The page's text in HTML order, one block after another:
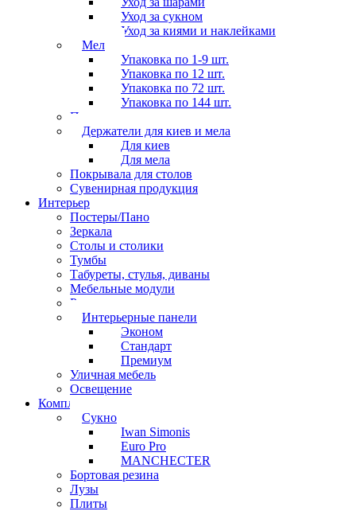
Уход за сукном
Уход за киями и наклейками
Мел
Упаковка по 1-9 шт.
Упаковка по 12 шт.
Упаковка по 72 шт.
Упаковка по 144 шт.
Перчатки
Держатели для киев и мела
Для киев
Для мела
Покрывала для столов
Сувенирная продукция
Интерьер
Постеры/Пано
Зеркала
Столы и столики
Тумбы
Табуреты, стулья, диваны
Мебельные модули
Рамы под картины
Интерьерные панели
Эконом
Стандарт
Премиум
Уличная мебель
Освещение
Комплектующие
Сукно
Iwan Simonis
Euro Pro
MANCHECTER
Бортовая резина
Лузы
Плиты